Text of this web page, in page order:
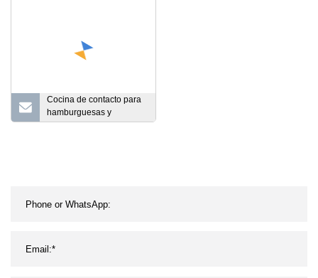
Cocina de contacto para
hamburguesas y
hamburguesas de uso